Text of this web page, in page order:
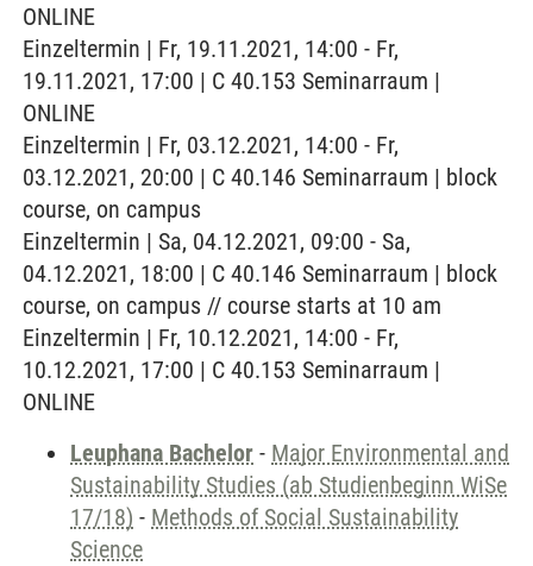
ONLINE
Einzeltermin | Fr, 19.11.2021, 14:00 - Fr,
19.11.2021, 17:00 | C 40.153 Seminarraum |
ONLINE
Einzeltermin | Fr, 03.12.2021, 14:00 - Fr,
03.12.2021, 20:00 | C 40.146 Seminarraum | block
course, on campus
Einzeltermin | Sa, 04.12.2021, 09:00 - Sa,
04.12.2021, 18:00 | C 40.146 Seminarraum | block
course, on campus // course starts at 10 am
Einzeltermin | Fr, 10.12.2021, 14:00 - Fr,
10.12.2021, 17:00 | C 40.153 Seminarraum |
ONLINE
Leuphana Bachelor - Major Environmental and
Sustainability Studies (ab Studienbeginn WiSe
17/18) - Methods of Social Sustainability
Science